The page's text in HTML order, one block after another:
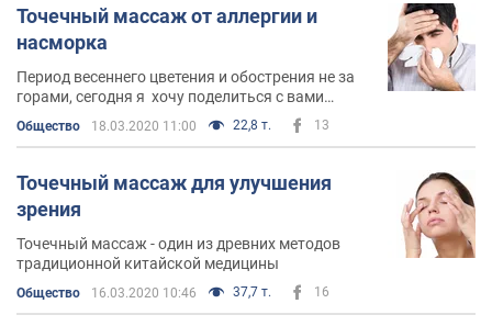
Точечный массаж от аллергии и
насморка
Период весеннего цветения и обострения не за
горами, сегодня я хочу поделиться с вами
эффективным Даосским методом спасения от
аллергии и насморка
Общество 18.03.2020 11:00 22,8 т. 13
Точечный массаж для улучшения
зрения
Точечный массаж - один из древних методов
традиционной китайской медицины
Общество 16.03.2020 10:46 37,7 т. 16